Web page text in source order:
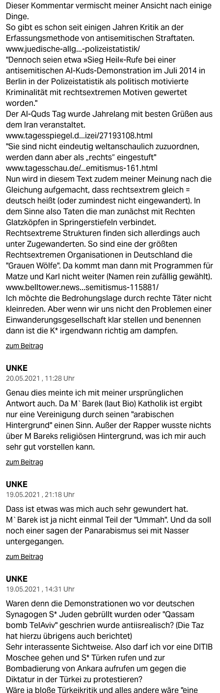
Dieser Kommentar vermischt meiner Ansicht nach einige
Dinge.
So gibt es schon seit einigen Jahren Kritik an der
Erfassungsmethode von antisemitischen Straftaten.
www.juedische-allg...-polizeistatistik/
"Dennoch seien etwa »Sieg Heil«-Rufe bei einer
antisemitischen Al-Kuds-Demonstration im Juli 2014 in
Berlin in der Polizeistatistik als politisch motivierte
Kriminalität mit rechtsextremen Motiven gewertet
worden."
Der Al-Quds Tag wurde Jahrelang mit besten Grüßen aus
dem Iran veranstaltet.
www.tagesspiegel.d...izei/27193108.html
"Sie sind nicht eindeutig weltanschaulich zuzuordnen,
werden dann aber als „rechts“ eingestuft"
www.tagesschau.de/...emitismus-161.html
Nun wird in diesem Text zudem meiner Meinung nach die
Gleichung aufgemacht, dass rechtsextrem gleich =
deutsch heißt (oder zumindest nicht eingewandert). In
dem Sinne also Taten die man zunächst mit Rechten
Glatzköpfen in Springerstiefeln verbindet.
Rechtsextreme Strukturen finden sich allerdings auch
unter Zugewanderten. So sind eine der größten
Rechtsextremen Organisationen in Deutschland die
"Grauen Wölfe". Da kommt man dann mit Programmen für
Matze und Karl nicht weiter (Namen rein zufällig gewählt).
www.belltower.news...semitismus-115881/
Ich möchte die Bedrohungslage durch rechte Täter nicht
kleinreden. Aber wenn wir uns nicht den Problemen einer
Einwanderungsgesellschaft klar stellen und benennen
dann ist die K* irgendwann richtig am dampfen.
zum Beitrag
UNKE
20.05.2021 , 11:28 Uhr
Genau dies meinte ich mit meiner ursprünglichen
Antwort auch. Da M`Barek (laut Bio) Katholik ist ergibt
nur eine Vereinigung durch seinen "arabischen
Hintergrund" einen Sinn. Außer der Rapper wusste nichts
über M Bareks religiösen Hintergrund, was ich mir auch
sehr gut vorstellen kann.
zum Beitrag
UNKE
19.05.2021 , 21:18 Uhr
Dass ist etwas was mich auch sehr gewundert hat.
M`Barek ist ja nicht einmal Teil der "Ummah". Und da soll
noch einer sagen der Panarabismus sei mit Nasser
untergegangen.
zum Beitrag
UNKE
19.05.2021 , 14:31 Uhr
Waren denn die Demonstrationen wo vor deutschen
Synagogen S* Juden gebrüllt wurden oder "Qassam
bomb TelAviv" geschrien wurde antiisrealisch? (Die Taz
hat hierzu übrigens auch berichtet)
Sehr interassente Sichtweise. Also darf ich vor eine DITIB
Moschee gehen und S* Türken rufen und zur
Bombadierung von Ankara aufrufen um gegen die
Diktatur in der Türkei zu protestieren?
Wäre ja bloße Türkeikritik und alles andere wäre "eine